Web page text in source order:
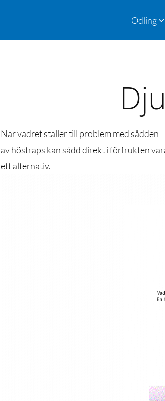
Odling
När vädret ställer till problem med sådden
av höstraps kan sådd direkt i förfrukten
ett alternativ.